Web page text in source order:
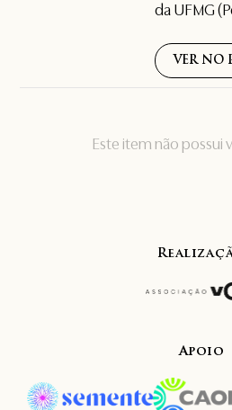
Este item não possui
da UFMG
VER NO
Apoio